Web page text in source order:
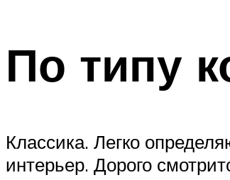
По типу
Классика. Легко
интерьер. Дорого